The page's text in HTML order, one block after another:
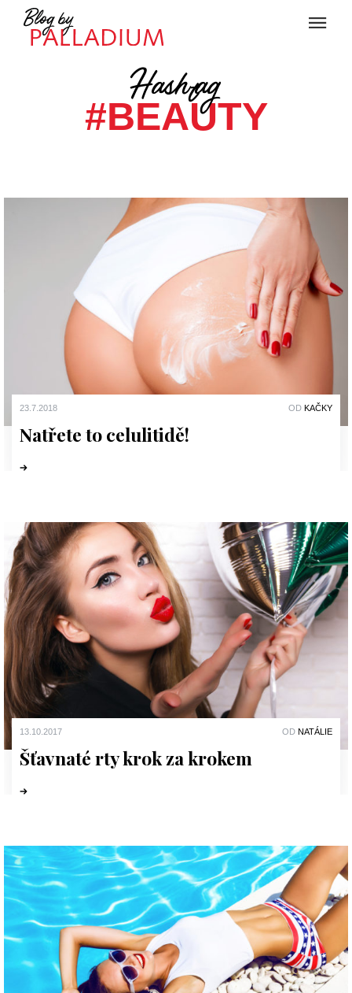
Hashtag
#BEAUTY
23.7.2018 OD KAČKY
Natřete to celulitidě!
13.10.2017 OD NATÁLIE
Šťavnaté rty krok za krokem